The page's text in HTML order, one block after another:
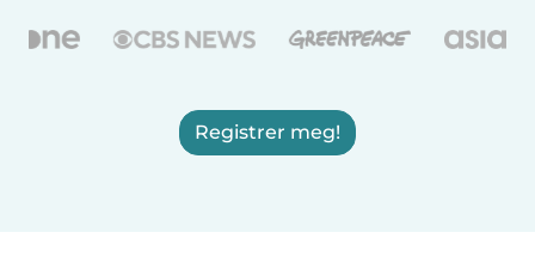
Registrer meg!